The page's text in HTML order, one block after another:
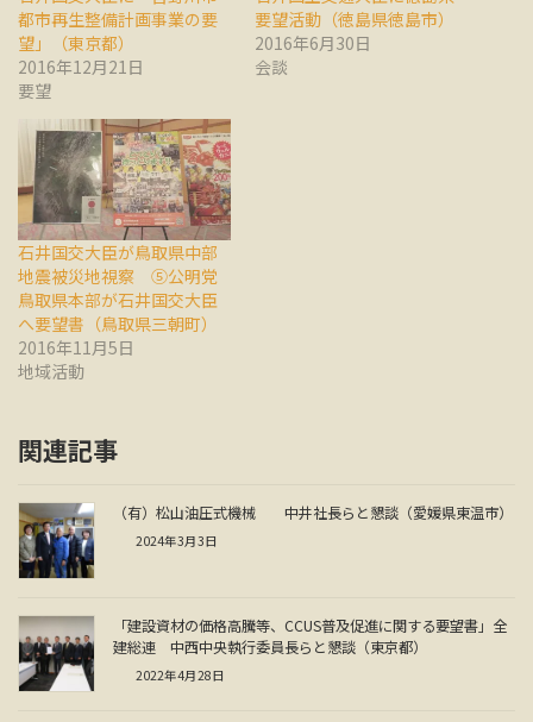
都市再生整備計画事業の要
望」（東京都）
2016年12月21日
要望
要望活動（徳島県徳島市）
2016年6月30日
会談
石井国交大臣が鳥取県中部
地震被災地視察 ⑤公明党
鳥取県本部が石井国交大臣
へ要望書（鳥取県三朝町）
2016年11月5日
地域活動
関連記事
（有）松山油圧式機械 中井社長らと懇談（愛媛県東温市）
2024年3月3日
「建設資材の価格高騰等、CCUS普及促進に関する要望書」全
建総連 中西中央執行委員長らと懇談（東京都）
2022年4月28日